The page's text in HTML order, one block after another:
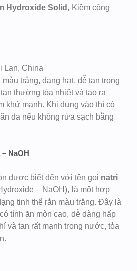
Hydroxide Solid , Kiềm công
Lan, China
trắng, dạng hạt, dễ tan trong
thường tỏa nhiệt và tạo ra
khử mạnh. Khi đụng vào thì có
da nếu không rửa sạch bằng
NaOH
được biết đến với tên gọi natri
– NaOH), là một hợp
tinh thể rắn màu trắng. Đây là
tính ăn mòn cao, dễ dàng hấp
và tan rất mạnh trong nước, tỏa